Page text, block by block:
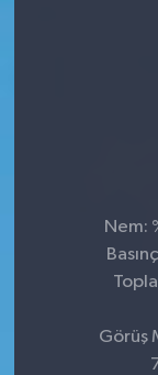
Nem:
Görüş